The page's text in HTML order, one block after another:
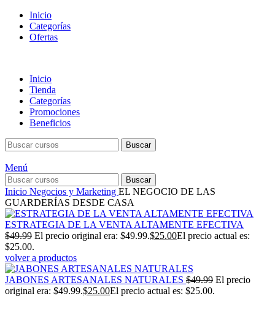
Inicio
Categorías
Ofertas
Inicio
Tienda
Categorías
Promociones
Beneficios
Buscar
Menú
Buscar
Inicio Negocios y Marketing EL NEGOCIO DE LAS
GUARDERÍAS DESDE CASA
ESTRATEGIA DE LA VENTA ALTAMENTE EFECTIVA
$49.99 El precio original era: $49.99.$25.00El precio actual es:
$25.00.
volver a productos
JABONES ARTESANALES NATURALES $49.99 El precio
original era: $49.99.$25.00El precio actual es: $25.00.